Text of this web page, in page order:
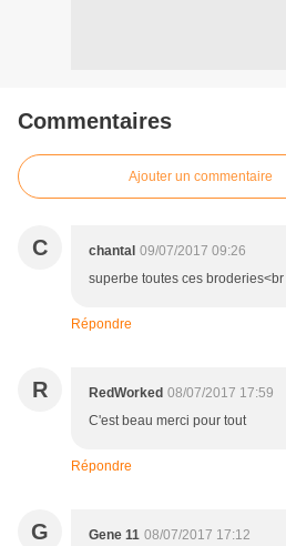
Commentaires
Ajouter un commentaire
C chantal 09/07/2017 09:26
superbe toutes ces
Répondre
R RedWorked 08/07/2017 17:59
C'est beau merci pour tout
Répondre
G Gene 11 08/07/2017 17:12